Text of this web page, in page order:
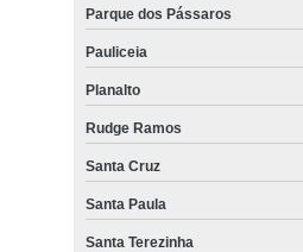
Parque dos Pássaros
Pauliceia
Planalto
Rudge Ramos
Santa Cruz
Santa Paula
Santa Terezinha